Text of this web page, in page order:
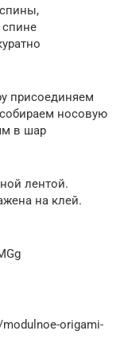
спине
присоединяем
носовую
в шар
лентой.
на клей.
origami-